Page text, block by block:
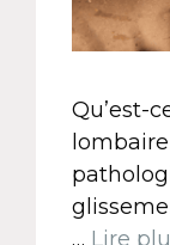
Qu’est-
… Lire